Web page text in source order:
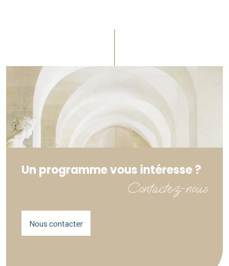
Un programme vous intéresse ?
Contactez-nous
Nous contacter